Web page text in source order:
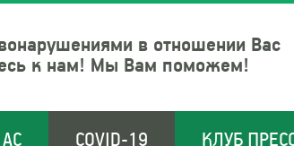
в отношении Вас
к нам! Мы Вам поможем!
COVID-19 КЛУБ